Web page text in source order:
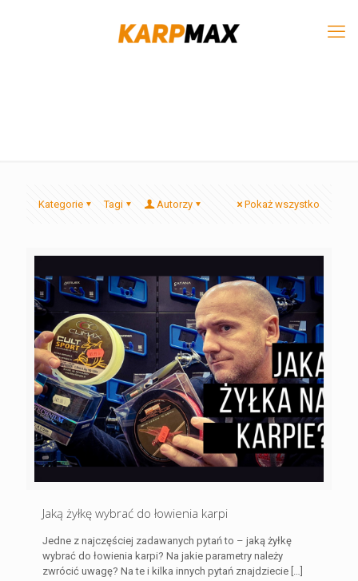
Kategorie Tagi Autorzy Pokaż wszystko
Jaką żyłkę wybrać do łowienia karpi
Jedne z najczęściej zadawanych pytań to – jaką żyłkę
wybrać do łowienia karpi? Na jakie parametry należy
zwrócić uwagę? Na te i kilka innych pytań znajdziecie